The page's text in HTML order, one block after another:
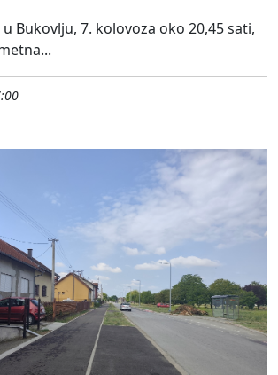
Bukovlju, 7. kolovoza oko 20,45 sati,